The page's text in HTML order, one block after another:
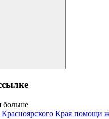
больше
Края